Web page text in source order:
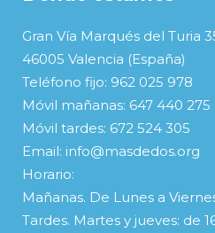
Gran Vía Marqués del Turia
46005 Valencia (España)
Teléfono fijo: 962 025 978
Móvil mañanas: 647 440 275
Móvil tardes: 672 524 305
Email: info@masdedos.org
Horario:
Mañanas. De Lunes a
Tardes. Martes y jueves: de